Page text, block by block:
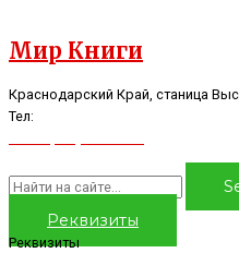
Мир Книги
Краснодарский Край, станица
Тел:
Реквизиты
Реквизиты